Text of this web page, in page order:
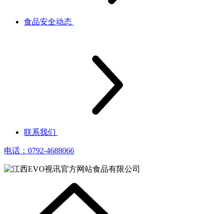
食品安全动态
联系我们
电话：0792-4688066